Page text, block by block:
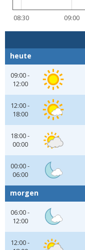
08:30 09:00
heute
09:00 -
12:00
12:00 -
18:00
18:00 -
00:00
00:00 -
06:00
morgen
06:00 -
12:00
12:00 -